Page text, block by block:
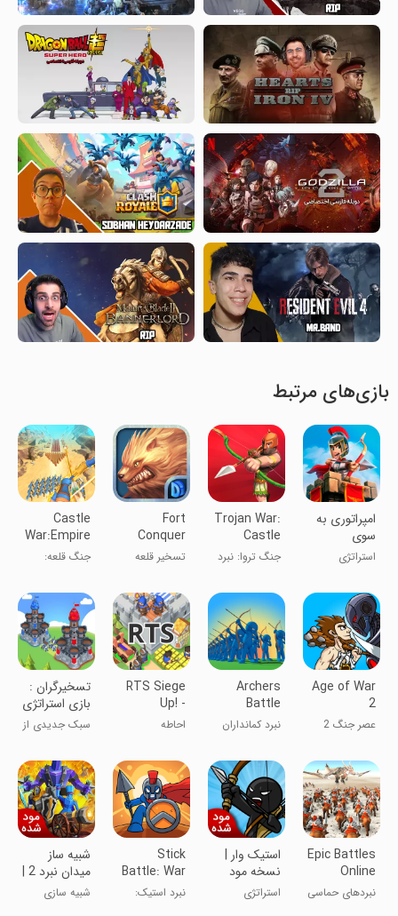
بازی‌های مرتبط
امپراتوری به
سوی
پیشرفت
استراتژی
Trojan War:
Castle
Clash
Cards
جنگ تروا: نبرد
Fort
Conquer
تسخیر قلعه
Castle
War:Empire
Archer
جنگ قلعه:
امپراتوری
Age of War
2
عصر جنگ 2
Archers
Battle
نبرد کمانداران
RTS Siege
Up! -
Medieval
احاطه
تسخیرگران :
بازی استراتژی
جدید
سبک جدیدی از
Epic Battles
Online
نبردهای حماسی
استیک وار |
نسخه مود
شده
استراتژی
Stick
Battle: War
of Legions
نبرد استیک:
شبیه ساز
میدان نبرد 2 |
نسخه مود
شبیه سازی